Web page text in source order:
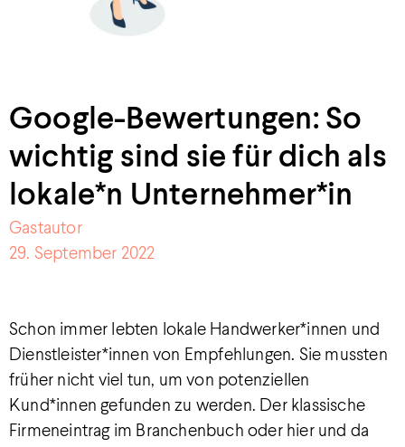
Google-Bewertungen: So
wichtig sind sie für dich als
lokale*n Unternehmer*in
Gastautor
29. September 2022
Schon immer lebten lokale Handwerker*innen und
Dienstleister*innen von Empfehlungen. Sie mussten
früher nicht viel tun, um von potenziellen
Kund*innen gefunden zu werden. Der klassische
Firmeneintrag im Branchenbuch oder hier und da